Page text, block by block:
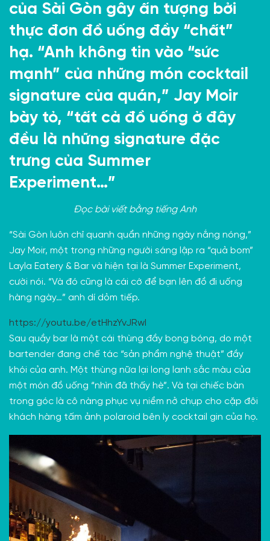
của Sài Gòn gây ấn tượng bởi
thực đơn đồ uống đầy “chất”
hạ. “Anh không tin vào “sức
mạnh” của những món cocktail
signature của quán,” Jay Moir
bày tỏ, “tất cả đồ uống ở đây
đều là những signature đặc
trưng của Summer
Experiment…”
Đọc bài viết bằng tiếng Anh
“Sài Gòn luôn chỉ quanh quẩn những ngày nắng nóng,”
Jay Moir, một trong những người sáng lập ra “quả bom”
Layla Eatery & Bar và hiện tại là Summer Experiment,
cười nói. “Và đó cũng là cái cớ để bạn lên đồ đi uống
hàng ngày…” anh dí dỏm tiếp.
https://youtu.be/etHhzYvJRwI
Sau quầy bar là một cái thùng đầy bong bóng, do một
bartender đang chế tác “sản phẩm nghệ thuật” đầy
khói của anh. Một thùng nữa lại long lanh sắc màu của
một món đồ uống “nhìn đã thấy hè”. Và tại chiếc bàn
trong góc là cô nàng phục vụ niềm nở chụp cho cặp đôi
khách hàng tấm ảnh polaroid bên ly cocktail gin của họ.